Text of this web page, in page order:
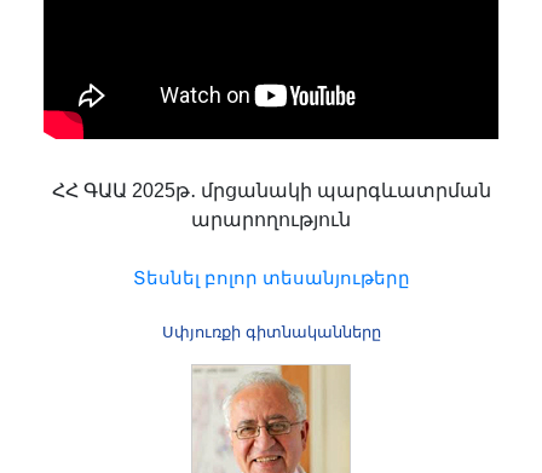
ՀՀ ԳԱԱ 2025թ․ մրցանակի պարգևատրման
արարողություն
Տեսնել բոլոր տեսանյութերը
Սփյուռքի գիտնականները